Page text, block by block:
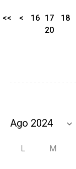
<< < 16 17 18
20
L M